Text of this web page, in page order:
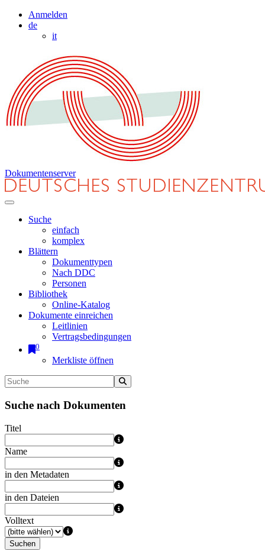
Anmelden
de
it
Dokumentenserver
Suche
einfach
komplex
Blättern
Dokumenttypen
Nach DDC
Personen
Bibliothek
Online-Katalog
Dokumente einreichen
Leitlinien
Vertragsbedingungen
0
Merkliste öffnen
Suche nach Dokumenten
Titel
Name
in den Metadaten
in den Dateien
Volltext
Suchen